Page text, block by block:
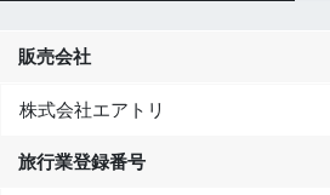
販売会社
株式会社エアトリ
旅行業登録番号